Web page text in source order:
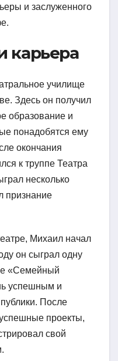
и заслуженного
карьера
училище
Здесь он получил
образование и
понадобятся ему
окончания
к труппе Театра
несколько
признание
Михаил начал
он сыграл одну
«Семейный
успешным и
После
проекты,
свой